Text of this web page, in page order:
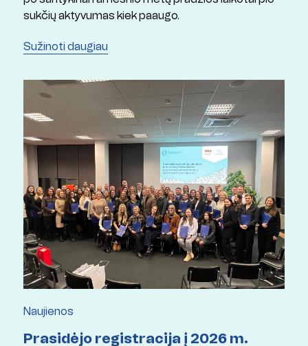
sukčių aktyvumas kiek paaugo.
Sužinoti daugiau
Naujienos
Prasidėjo registracija į 2026 m.